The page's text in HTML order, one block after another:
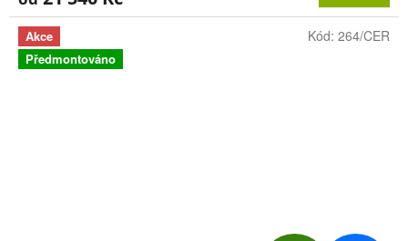
A
Akce
Předmontováno
Kód: 264/CER